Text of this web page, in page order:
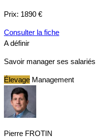
Prix: 1890 €
Consulter la fiche
A définir
Savoir manager ses
Élevage Management
Pierre FROTIN